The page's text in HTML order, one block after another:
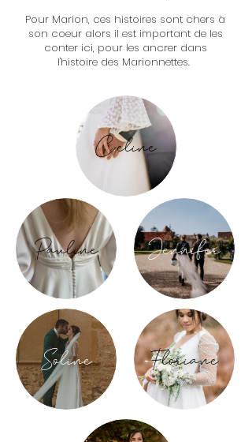
Pour Marion, ces histoires sont chers à
son coeur alors il est important de les
conter ici, pour les ancrer dans
l'histoire des Marionnettes.
Celine
Pauline
Soline
Jennifer
Floriane